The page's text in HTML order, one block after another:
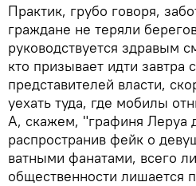
Практик, грубо говоря,
граждане не теряли
руководствуется здравым
кто призывает идти завтра
представителей власти,
уехать туда, где мобилы
А, скажем, "графиня Леруа
распространив фейк о
ватными фанатами, всего
общественности лишается